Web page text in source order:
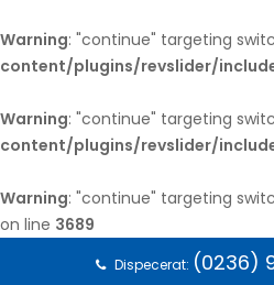
Warning: "continue" targeting
content/plugins/revslider/
Warning: "continue" targeting
content/plugins/revslider/
Warning: "continue" targeting
on line 3689
Dispecerat: (0236)